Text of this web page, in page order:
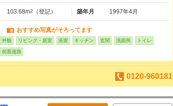
103.68m2 （登記） 築年月 1997年4月
おすすめ写真がそろってます
外観 リビング・居室 浴室 キッチン 玄関 洗面所 トイレ
前面道路
0120-960181